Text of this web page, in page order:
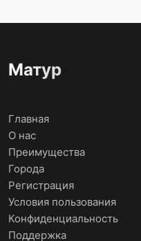
Матур
Главная
О нас
Преимущества
Города
Регистрация
Условия пользования
Конфиденциальность
Поддержка